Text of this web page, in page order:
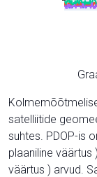
satelliitide
suhtes. PDOP-is
plaaniline väärtus
väärtus ) arvud.